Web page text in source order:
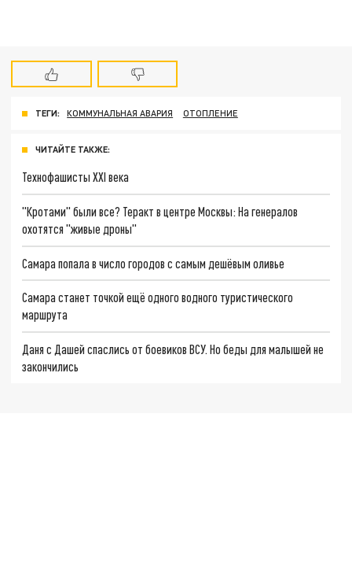
ТЕГИ: КОММУНАЛЬНАЯ АВАРИЯ ОТОПЛЕНИЕ
ЧИТАЙТЕ ТАКЖЕ:
Технофашисты XXI века
"Кротами" были все? Теракт в центре Москвы: На генералов
охотятся "живые дроны"
Самара попала в число городов с самым дешёвым оливье
Самара станет точкой ещё одного водного туристического
маршрута
Даня с Дашей спаслись от боевиков ВСУ. Но беды для малышей не
закончились